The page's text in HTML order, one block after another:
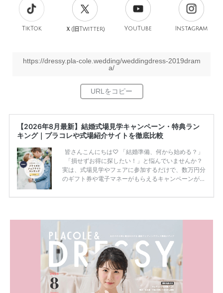
TikTok Ｘ(旧Twitter) YouTube Instagram
https://dressy.pla-cole.wedding/weddingdress-2019dram
a/
【2026年8月最新】結婚式場見学キャンペーン・特典ラン
キング｜プラコレや式場紹介サイトを徹底比較
皆さんこんにちは♡ 「結婚準備、何から始める？」
「損せずお得に探したい！」と悩んでいませんか？
実は、式場見学やフェアに参加するだけで、数万円分
のギフト券や電子マネーがもらえるキャンペーンがあ
ため、比較せずに選ぶと損をしてしまうことも……。
内容：特典金額・条件・応募方法・注意点 「どこが
一番お得？」「プラコレの特典は？」といった疑問も
解決します。 まずは診断で候補を絞れる「ウェディ
ング診断」か、体験型 […]
続きを読む